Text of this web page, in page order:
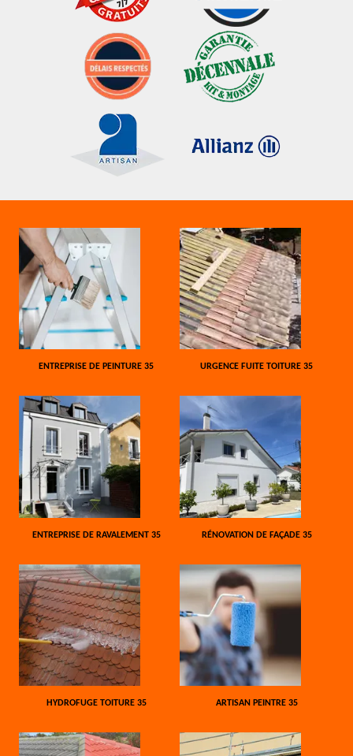
ENTREPRISE DE PEINTURE 35 URGENCE FUITE TOITURE 35
ENTREPRISE DE RAVALEMENT 35 RÉNOVATION DE FAÇADE 35
HYDROFUGE TOITURE 35 ARTISAN PEINTRE 35